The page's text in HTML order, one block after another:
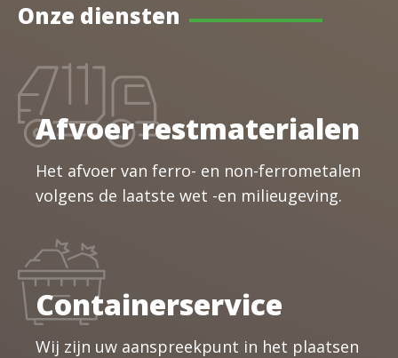
Onze diensten
Afvoer restmaterialen
Het afvoer van ferro- en non-ferrometalen
volgens de laatste wet -en milieugeving.
Containerservice
Wij zijn uw aanspreekpunt in het plaatsen